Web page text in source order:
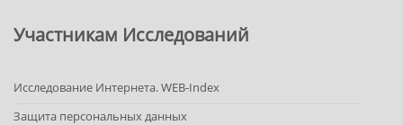
Участникам Исследований
Исследование Интернета. WEB-Index
Защита персональных данных